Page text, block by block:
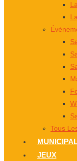
Tous
JEUX